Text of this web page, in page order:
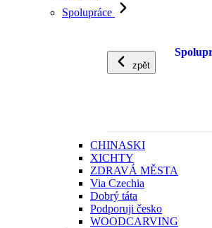
Spolupráce
zpět
CHINASKI
XICHTY
ZDRAVÁ MĚSTA
Via Czechia
Dobrý táta
Podporuji česko
WOODCARVING